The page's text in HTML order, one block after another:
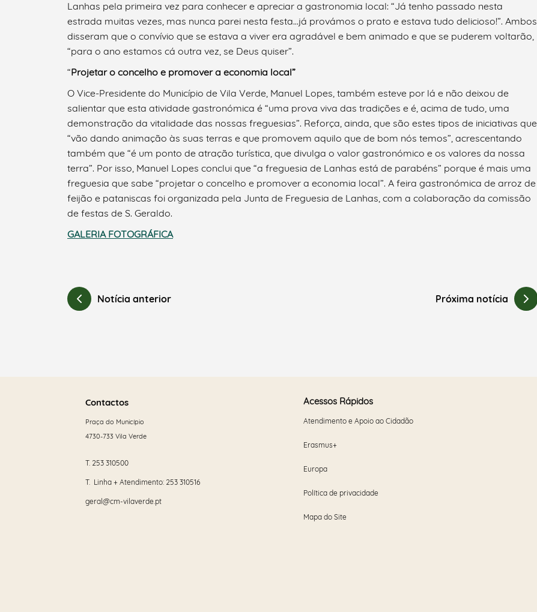
Lanhas pela primeira vez para conhecer e apreciar a gastronomia local: “Já tenho passado nesta
estrada muitas vezes, mas nunca parei nesta festa…já provámos o prato e estava tudo delicioso!”. Ambos
disseram que o convívio que se estava a viver era agradável e bem animado e que se puderem voltarão,
“para o ano estamos cá outra vez, se Deus quiser”.
“Projetar o concelho e promover a economia local”
O Vice-Presidente do Município de Vila Verde, Manuel Lopes, também esteve por lá e não deixou de
salientar que esta atividade gastronómica é “uma prova viva das tradições e é, acima de tudo, uma
demonstração da vitalidade das nossas freguesias”. Reforça, ainda, que são estes tipos de iniciativas que
“vão dando animação às suas terras e que promovem aquilo que de bom nós temos”, acrescentando
também que “é um ponto de atração turística, que divulga o valor gastronómico e os valores da nossa
terra”. Por isso, Manuel Lopes conclui que “a freguesia de Lanhas está de parabéns” porque é mais uma
freguesia que sabe “projetar o concelho e promover a economia local”. A feira gastronómica de arroz de
feijão e pataniscas foi organizada pela Junta de Freguesia de Lanhas, com a colaboração da comissão
de festas de S. Geraldo.
GALERIA FOTOGRÁFICA
Notícia anterior Próxima notícia
Contactos
Praça do Município
4730-733 Vila Verde
T. 253 310500
T. Linha + Atendimento: 253 310516
geral@cm-vilaverde.pt
Acessos Rápidos
Atendimento e Apoio ao Cidadão
Erasmus+
Europa
Política de privacidade
Mapa do Site